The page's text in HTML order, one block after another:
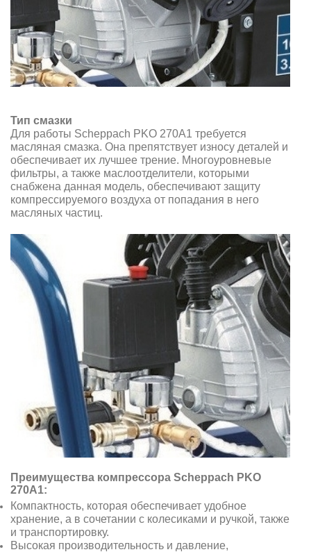
Тип смазки
Для работы Scheppach PKO 270A1 требуется
масляная смазка. Она препятствует износу деталей и
обеспечивает их лучшее трение. Многоуровневые
фильтры, а также маслоотделители, которыми
снабжена данная модель, обеспечивают защиту
компрессируемого воздуха от попадания в него
масляных частиц.
Преимущества компрессора Scheppach PKO
270A1:
Компактность, которая обеспечивает удобное
хранение, а в сочетании с колесиками и ручкой, также
и транспортировку.
Высокая производительность и давление,